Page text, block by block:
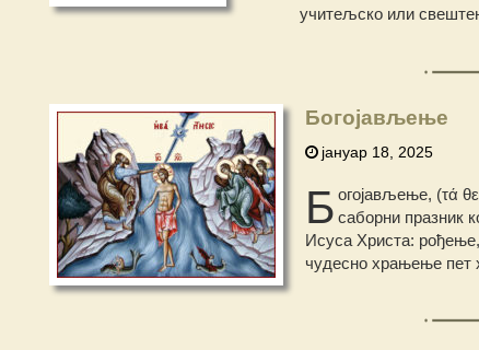
учитељско или
Богојављење
јануар 18, 2025
Б огојављење, (τά
саборни празник
Исуса Христа:
чудесно храњење